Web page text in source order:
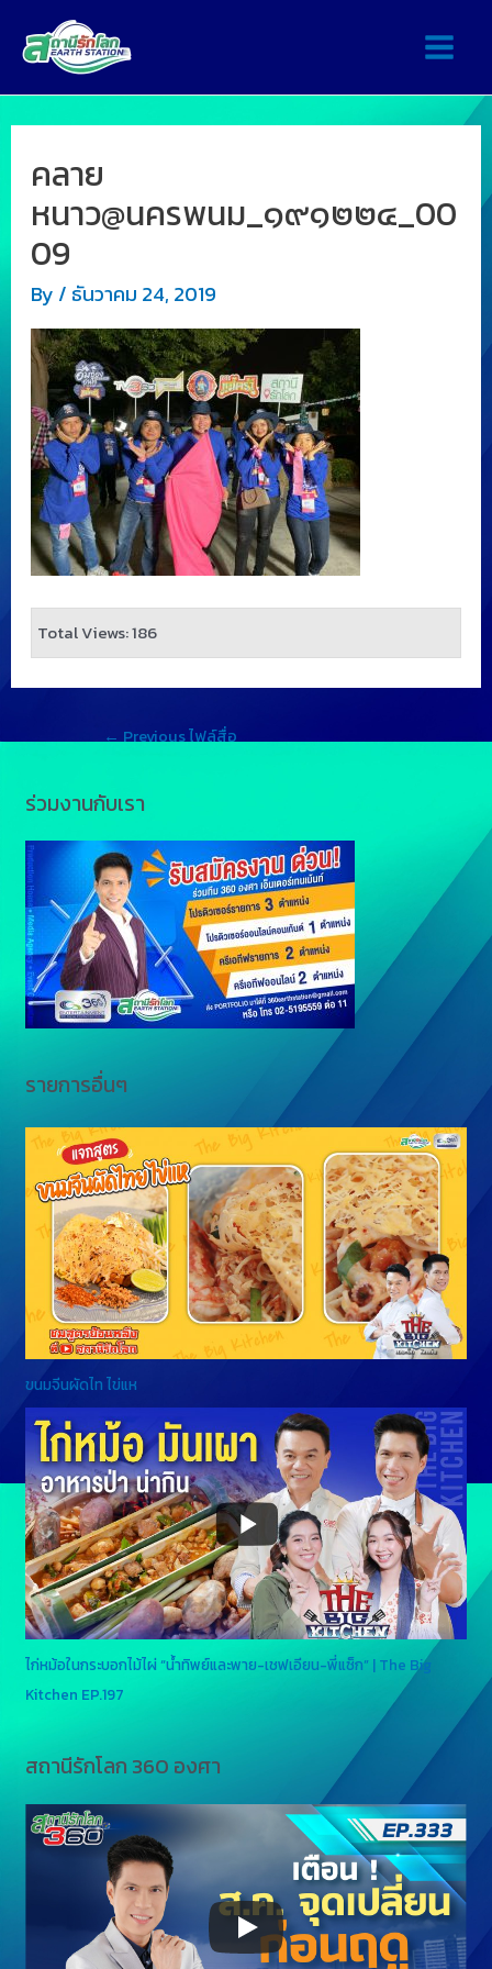
คลาย
หนาว@นครพนม_๑๙๑๒๒๔_00
09
By / ธันวาคม 24, 2019
Total Views: 186
←Previous ไฟล์สื่อ
ร่วมงานกับเรา
รายการอื่นๆ
ขนมจีนผัดไท ไข่แห
ไก่หม้อในกระบอกไม้ไผ่ “น้ำทิพย์และพาย-เชฟเอียน-พี่แซ็ก” | The Big
Kitchen EP.197
สถานีรักโลก 360 องศา